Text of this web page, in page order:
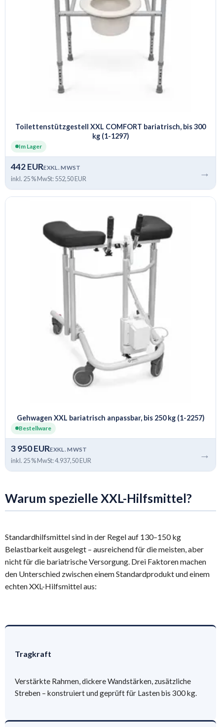
Toilettenstützgestell XXL COMFORT bariatrisch, bis 300
kg (1-1297)
Im Lager
442 EUREXKL. MWST
inkl. 25 % MwSt: 552,50 EUR →
Gehwagen XXL bariatrisch anpassbar, bis 250 kg (1-2257)
Bestellware
3 950 EUREXKL. MWST
inkl. 25 % MwSt: 4.937,50 EUR →
Warum spezielle XXL-Hilfsmittel?
Standardhilfsmittel sind in der Regel auf 130–150 kg
Belastbarkeit ausgelegt – ausreichend für die meisten, aber
nicht für die bariatrische Versorgung. Drei Faktoren machen
den Unterschied zwischen einem Standardprodukt und einem
echten XXL-Hilfsmittel aus:
Tragkraft
Verstärkte Rahmen, dickere Wandstärken, zusätzliche
Streben – konstruiert und geprüft für Lasten bis 300 kg.